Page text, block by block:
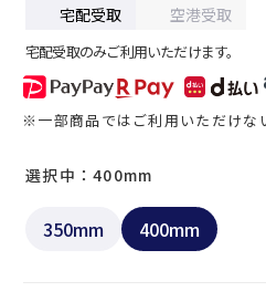
宅配受取 空港受取
宅配受取のみご利用いただけます。
※一部商品ではご利用いただけな
350mm 400mm
選択中：400mm